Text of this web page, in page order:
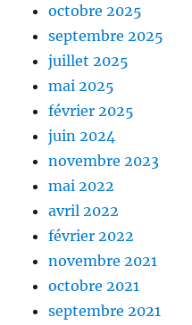
octobre 2025
septembre 2025
juillet 2025
mai 2025
février 2025
juin 2024
novembre 2023
mai 2022
avril 2022
février 2022
novembre 2021
octobre 2021
septembre 2021